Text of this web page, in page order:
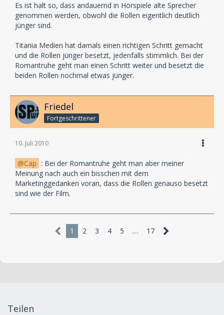
Es ist halt so, dass andauernd in Hörspiele alte Sprecher
genommen werden, obwohl die Rollen eigentlich deutlich
jünger sind.
Titania Medien hat damals einen richtigen Schritt gemacht
und die Rollen jünger besetzt, jedenfalls stimmlich. Bei der
Romantruhe geht man einen Schritt weiter und besetzt die
beiden Rollen nochmal etwas jünger.
Friedel
Fortgeschrittener
10. Juli 2010
Cap : Bei der Romantruhe geht man aber meiner
Meinung nach auch ein bisschen mit dem
Marketinggedanken voran, dass die Rollen genauso besetzt
sind wie der Film.
1 2 3 4 5 … 17
Teilen